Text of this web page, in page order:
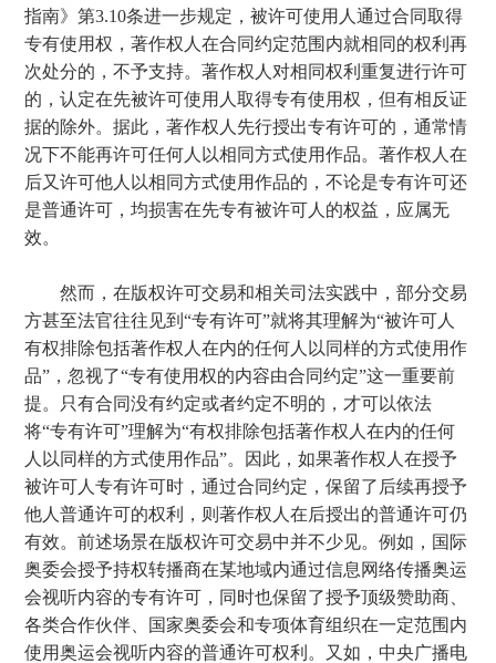
指南》第3.10条进一步规定，被许可使用人通过合同取得
专有使用权，著作权人在合同约定范围内就相同的权利再
次处分的，不予支持。著作权人对相同权利重复进行许可
的，认定在先被许可使用人取得专有使用权，但有相反证
据的除外。据此，著作权人先行授出专有许可的，通常情
况下不能再许可任何人以相同方式使用作品。著作权人在
后又许可他人以相同方式使用作品的，不论是专有许可还
是普通许可，均损害在先专有被许可人的权益，应属无
效。
然而，在版权许可交易和相关司法实践中，部分交易
方甚至法官往往见到“专有许可”就将其理解为“被许可人
有权排除包括著作权人在内的任何人以同样的方式使用作
品”，忽视了“专有使用权的内容由合同约定”这一重要前
提。只有合同没有约定或者约定不明的，才可以依法
将“专有许可”理解为“有权排除包括著作权人在内的任何
人以同样的方式使用作品”。因此，如果著作权人在授予
被许可人专有许可时，通过合同约定，保留了后续再授予
他人普通许可的权利，则著作权人在后授出的普通许可仍
有效。前述场景在版权许可交易中并不少见。例如，国际
奥委会授予持权转播商在某地域内通过信息网络传播奥运
会视听内容的专有许可，同时也保留了授予顶级赞助商、
各类合作伙伴、国家奥委会和专项体育组织在一定范围内
使用奥运会视听内容的普通许可权利。又如，中央广播电